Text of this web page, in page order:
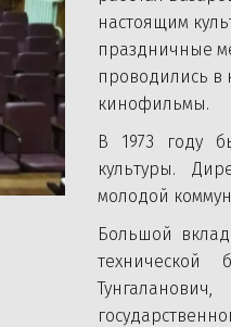
настоящим
праздничные
проводились в
кинофильмы.
В 1973 году
культуры.
молодой
Большой
технической